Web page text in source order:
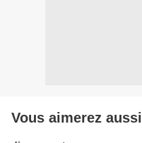
Vous aimerez aussi